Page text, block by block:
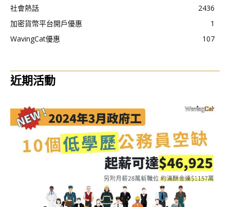
社會熱話
2436
加密貨幣平台開戶優惠
1
WavingCat優惠
107
近期活動